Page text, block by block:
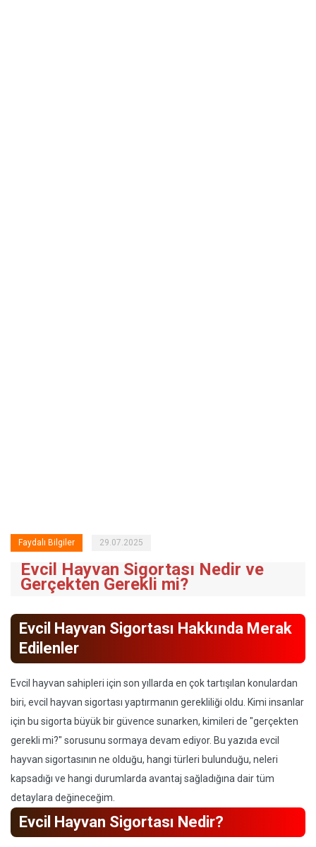
Faydalı Bilgiler 29.07.2025
Evcil Hayvan Sigortası Nedir ve
Gerçekten Gerekli mi?
Evcil Hayvan Sigortası Hakkında Merak
Edilenler
Evcil hayvan sahipleri için son yıllarda en çok tartışılan konulardan
biri, evcil hayvan sigortası yaptırmanın gerekliliği oldu. Kimi insanlar
için bu sigorta büyük bir güvence sunarken, kimileri de "gerçekten
gerekli mi?" sorusunu sormaya devam ediyor. Bu yazıda evcil
hayvan sigortasının ne olduğu, hangi türleri bulunduğu, neleri
kapsadığı ve hangi durumlarda avantaj sağladığına dair tüm
detaylara değineceğim.
Evcil Hayvan Sigortası Nedir?